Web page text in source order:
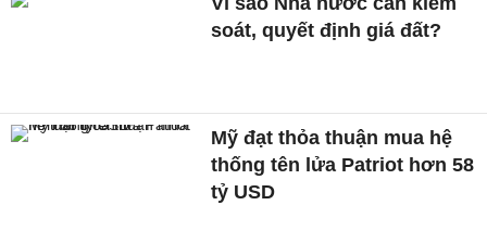
soát, quyết định giá đất?
Mỹ đạt thỏa thuận mua hệ
thống tên lửa Patriot hơn 58
tỷ USD